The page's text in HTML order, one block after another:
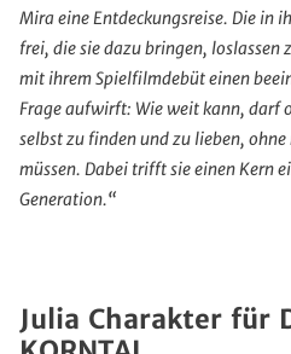
Mira eine Entdeckungsreise. Die in
frei, die sie dazu bringen, loslassen
mit ihrem Spielfilmdebüt einen
Frage aufwirft: Wie weit kann, darf
selbst zu finden und zu lieben,
müssen. Dabei trifft sie einen Kern
Generation.“
Julia Charakter für